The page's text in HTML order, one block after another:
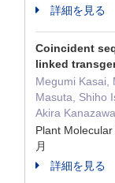
詳細を見る
Coincident
linked
Megumi Kasai,
Masuta, Shiho
Akira Kanazawa
Plant
月
詳細を見る